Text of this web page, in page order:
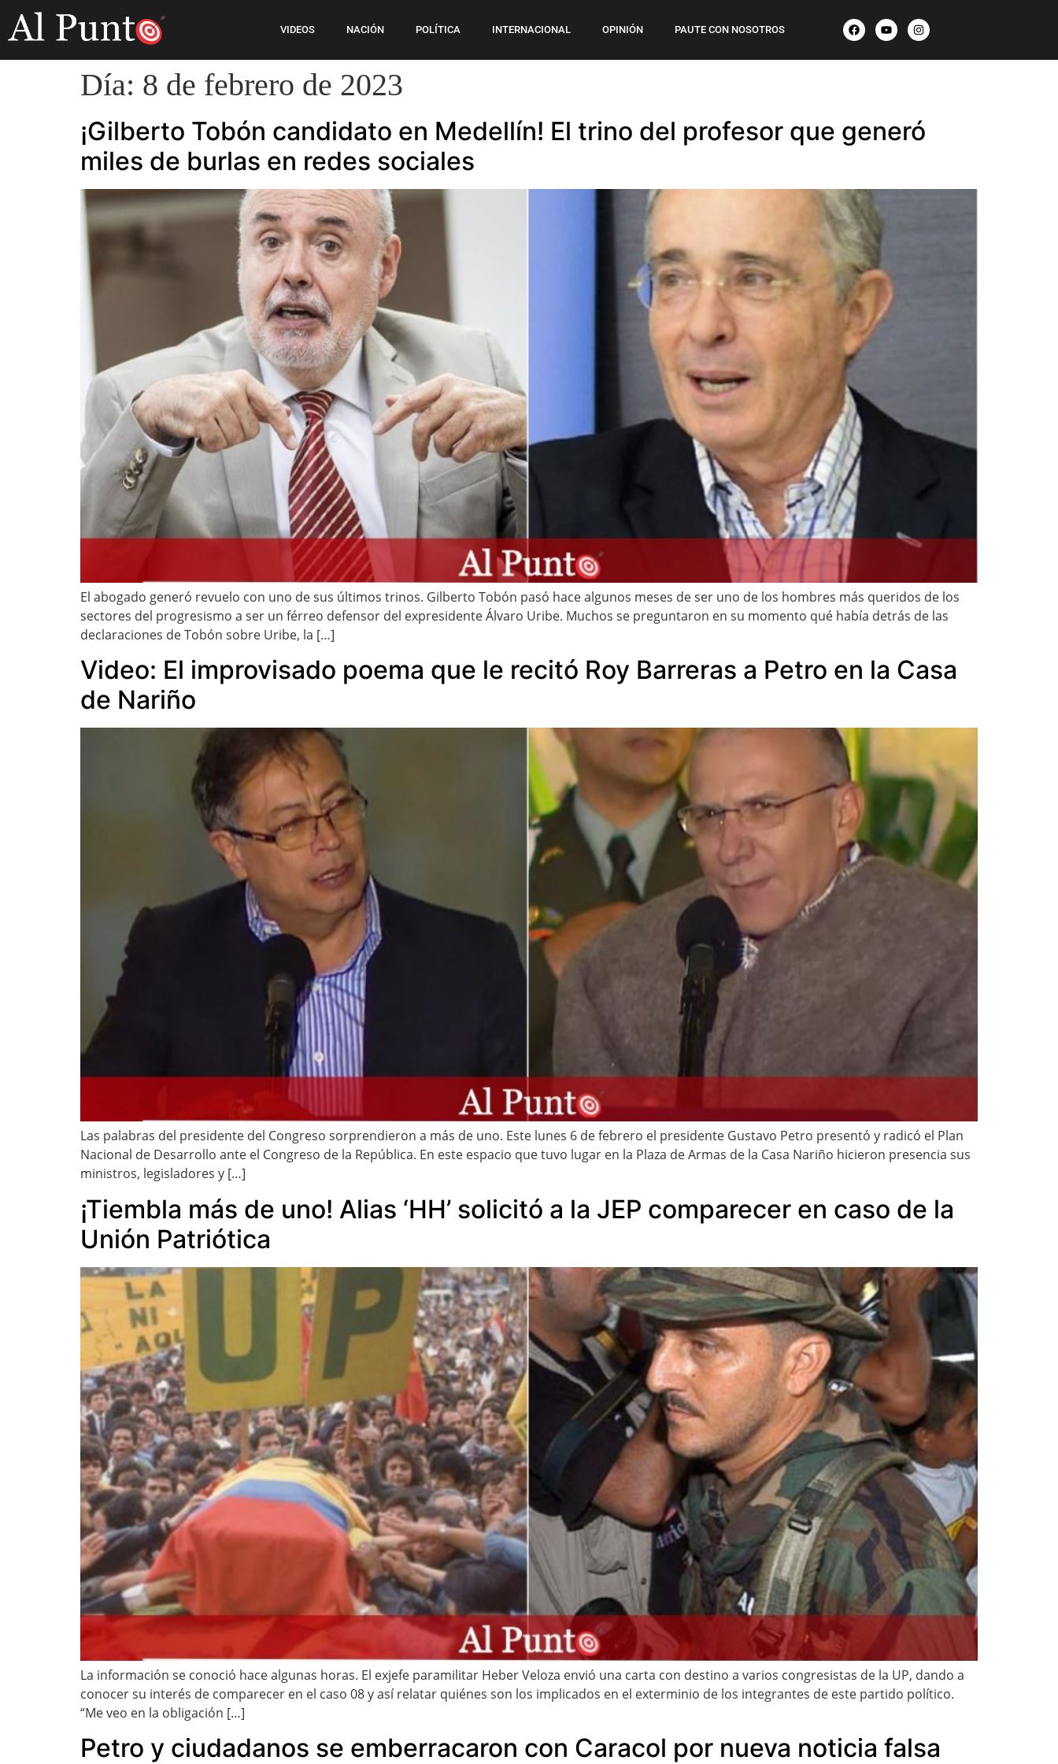
VIDEOS NACIÓN POLÍTICA INTERNACIONAL OPINIÓN PAUTE CON NOSOTROS
Día: 8 de febrero de 2023
¡Gilberto Tobón candidato en Medellín! El trino del profesor que generó
miles de burlas en redes sociales
El abogado generó revuelo con uno de sus últimos trinos. Gilberto Tobón pasó hace algunos meses de ser uno de los hombres más queridos de los
sectores del progresismo a ser un férreo defensor del expresidente Álvaro Uribe. Muchos se preguntaron en su momento qué había detrás de las
declaraciones de Tobón sobre Uribe, la […]
Video: El improvisado poema que le recitó Roy Barreras a Petro en la Casa
de Nariño
Las palabras del presidente del Congreso sorprendieron a más de uno. Este lunes 6 de febrero el presidente Gustavo Petro presentó y radicó el Plan
Nacional de Desarrollo ante el Congreso de la República. En este espacio que tuvo lugar en la Plaza de Armas de la Casa Nariño hicieron presencia sus
ministros, legisladores y […]
¡Tiembla más de uno! Alias ‘HH’ solicitó a la JEP comparecer en caso de la
Unión Patriótica
La información se conoció hace algunas horas. El exjefe paramilitar Heber Veloza envió una carta con destino a varios congresistas de la UP, dando a
conocer su interés de comparecer en el caso 08 y así relatar quiénes son los implicados en el exterminio de los integrantes de este partido político.
“Me veo en la obligación […]
Petro y ciudadanos se emberracaron con Caracol por nueva noticia falsa